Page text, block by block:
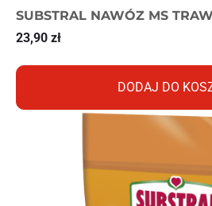
SUBSTRAL NAWÓZ MS
23,90 zł
DODAJ DO